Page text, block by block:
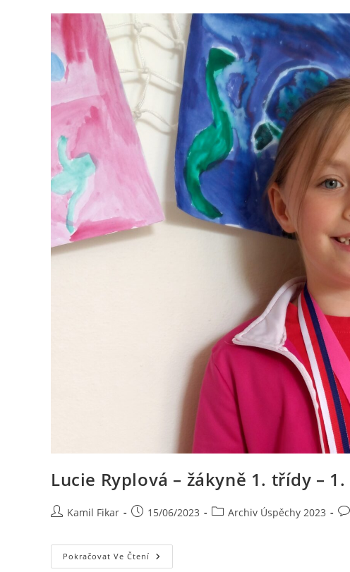
Lucie Ryplová – žákyně 1. třídy –
Kamil Fikar 15/06/2023 Archiv Úspěchy 2023
Pokračovat Ve Čtení